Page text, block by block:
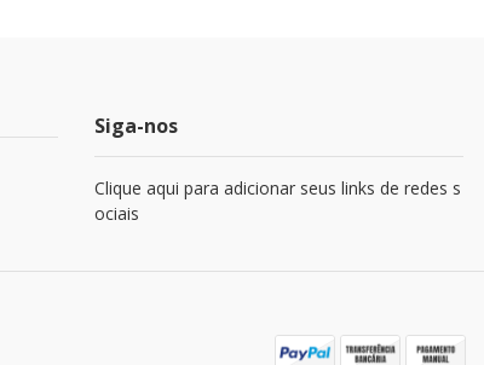
Siga-nos
Clique aqui para adicionar seus links de redes s
ociais